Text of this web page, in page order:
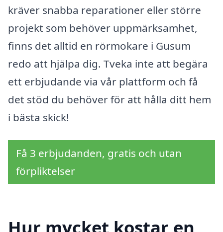
kräver snabba reparationer eller större
projekt som behöver uppmärksamhet,
finns det alltid en rörmokare i Gusum
redo att hjälpa dig. Tveka inte att begära
ett erbjudande via vår plattform och få
det stöd du behöver för att hålla ditt hem
i bästa skick!
Få 3 erbjudanden, gratis och utan
förpliktelser
Hur mycket kostar en